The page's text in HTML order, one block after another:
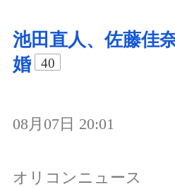
池田直人、佐藤佳
婚
40
08月07日 20:01
オリコンニュース